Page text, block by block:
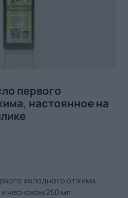
первого
настоянное на
холодного отжима
чесноком 250 мл